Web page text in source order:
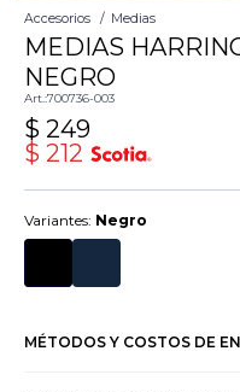
Accesorios Medias
MEDIAS
NEGRO
700736-003
$ 249
$ 212
Variantes: Negro
MÉTODOS Y COSTOS DE